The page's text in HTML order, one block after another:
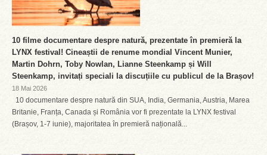
10 filme documentare despre natură, prezentate în premieră la
LYNX festival! Cineaștii de renume mondial Vincent Munier,
Martin Dohrn, Toby Nowlan, Lianne Steenkamp și Will
Steenkamp, invitați speciali la discuțiile cu publicul de la Brașov!
18 Mai 2026
10 documentare despre natură din SUA, India, Germania, Austria, Marea
Britanie, Franța, Canada și România vor fi prezentate la LYNX festival
(Brașov, 1-7 iunie), majoritatea în premieră națională...